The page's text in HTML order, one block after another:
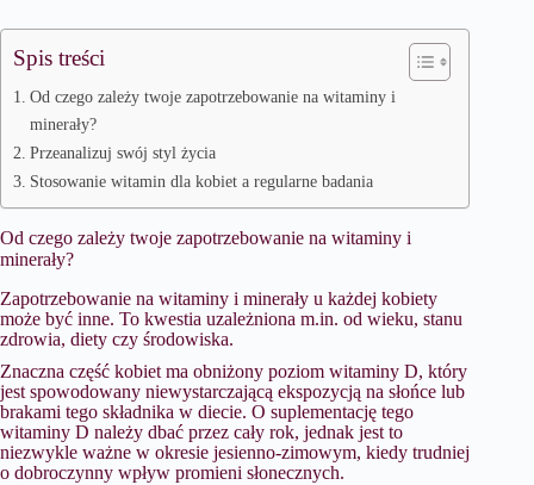
Spis treści
Od czego zależy twoje zapotrzebowanie na witaminy i
minerały?
Przeanalizuj swój styl życia
Stosowanie witamin dla kobiet a regularne badania
Od czego zależy twoje zapotrzebowanie na witaminy i
minerały?
Zapotrzebowanie na witaminy i minerały u każdej kobiety
może być inne. To kwestia uzależniona m.in. od wieku, stanu
zdrowia, diety czy środowiska.
Znaczna część kobiet ma obniżony poziom witaminy D, który
jest spowodowany niewystarczającą ekspozycją na słońce lub
brakami tego składnika w diecie. O suplementację tego
witaminy D należy dbać przez cały rok, jednak jest to
niezwykle ważne w okresie jesienno-zimowym, kiedy trudniej
o dobroczynny wpływ promieni słonecznych.